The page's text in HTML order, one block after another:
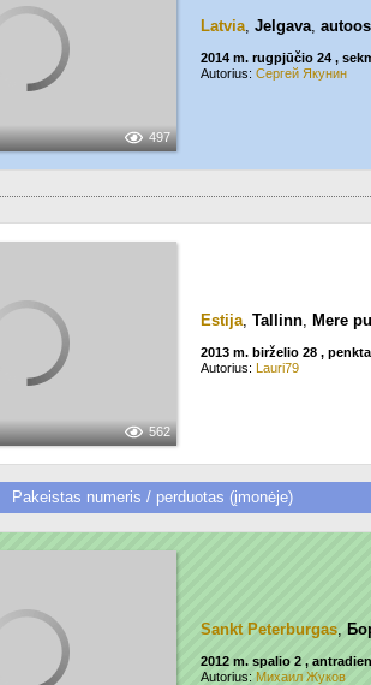
497
Latvia, Jelgava,
2014 m. rugpjūčio 24 ,
Autorius: Сергей Якунин
562
Estija, Tallinn, Mere
2013 m. birželio 28 ,
Autorius: Lauri79
Pakeistas numeris / perduotas (įmonėje)
Sankt Peterburgas,
2012 m. spalio 2 ,
Autorius: Михаил Жуков